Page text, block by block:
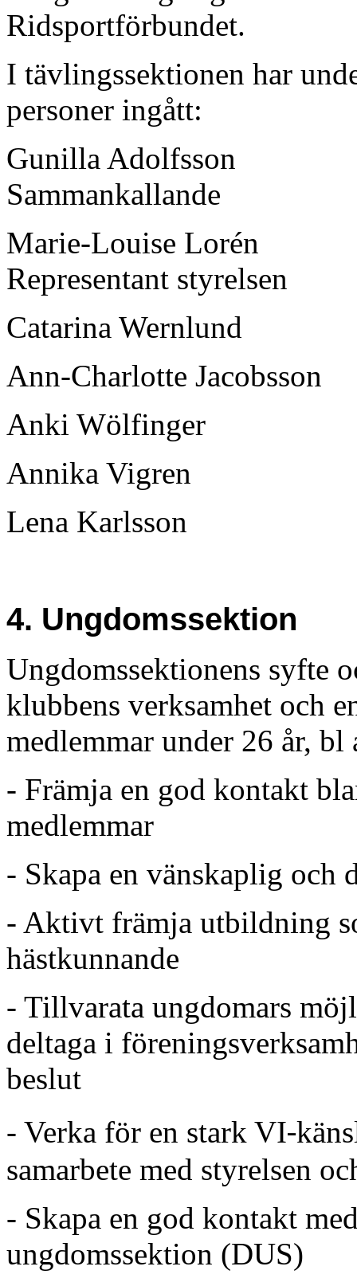
Ridsportförbundet.
I tävlingssektionen har
personer ingått:
Gunilla Adolfsson
Sammankallande
Marie-Louise Lorén
Representant styrelsen
Catarina Wernlund
Ann-Charlotte Jacobsson
Anki Wölfinger
Annika Vigren
Lena Karlsson
4. Ungdomssektion
Ungdomssektionens syfte
klubbens verksamhet och
medlemmar under 26 år, bl
- Främja en god kontakt
medlemmar
- Skapa en vänskaplig och
- Aktivt främja utbildning
hästkunnande
- Tillvarata ungdomars
deltaga i
beslut
- Verka för en stark VI‐
samarbete med styrelsen
- Skapa en god kontakt
ungdomssektion (DUS)